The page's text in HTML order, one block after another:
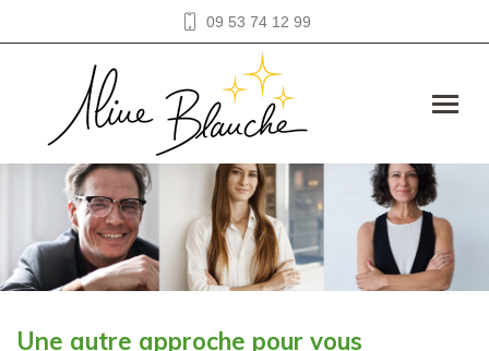
09 53 74 12 99
Une autre approche pour vous